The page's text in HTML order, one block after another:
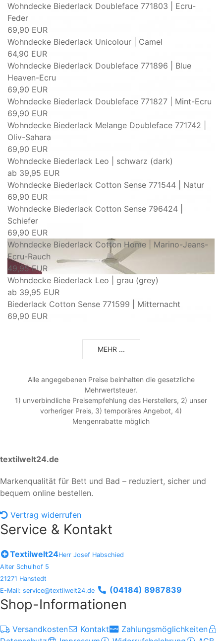
Wohndecke Biederlack Doubleface 771803 | Ecru-
Feder
69,90 EUR
Wohndecke Biederlack Unicolour | Camel
64,90 EUR
Wohndecke Biederlack Doubleface 771896 | Blue
Heaven-Ecru
69,90 EUR
Wohndecke Biederlack Doubleface 771827 | Mint-Ecru
69,90 EUR
Wohndecke Biederlack Melange Doubleface 771742 |
Oliv-Sahara
69,90 EUR
Wohndecke Biederlack Leo | schwarz (dark)
ab 39,95 EUR
Wohndecke Biederlack Cotton Sense 771544 | Natur
69,90 EUR
Wohndecke Biederlack Cotton Sense 796424 |
Schiefer
69,90 EUR
Wohndecke Biederlack Cotton Home | Marino-Jeans-
Ecru-Rauch
49,95 EUR
Wohndecke Biederlack Leo | grau (grey)
ab 39,95 EUR
Biederlack Cotton Sense 771599 | Mitternacht
69,90 EUR
MEHR ...
Alle angegebenen Preise beinhalten die gesetzliche
Mehrwertsteuer.
1) unverbindliche Preisempfehlung des Herstellers, 2) unser
vorheriger Preis, 3) temporäres Angebot, 4)
Mengenrabatte möglich
textilwelt24.de
Markenqualität für Bett und Bad – reduziert, sicher und
bequem online bestellen.
Vertrag widerrufen
Service & Kontakt
Textilwelt24Herr Josef Habschied
Alter Schulhof 5
21271 Hanstedt
E-Mail: service@textilwelt24.de
(04184) 8987839
Shop-Informationen
Versandkosten Kontakt
Zahlungsmöglichkeiten